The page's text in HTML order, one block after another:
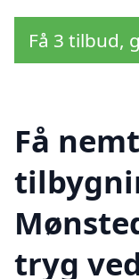
Få 3 tilbud,
Få
tryg